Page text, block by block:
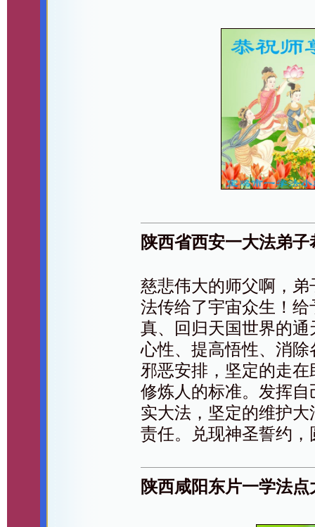
陕西省西安一大法弟
慈悲伟大的师父啊，
法传给了宇宙众生！
真、回归天国世界的
心性、提高悟性、消
邪恶安排，坚定的走
修炼人的标准。发挥
实大法，坚定的维护
责任。兑现神圣誓约
陕西咸阳东片一学法